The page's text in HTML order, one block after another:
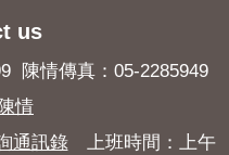
us
陳情傳真：05-2285949
情
通訊錄上班時間：上午